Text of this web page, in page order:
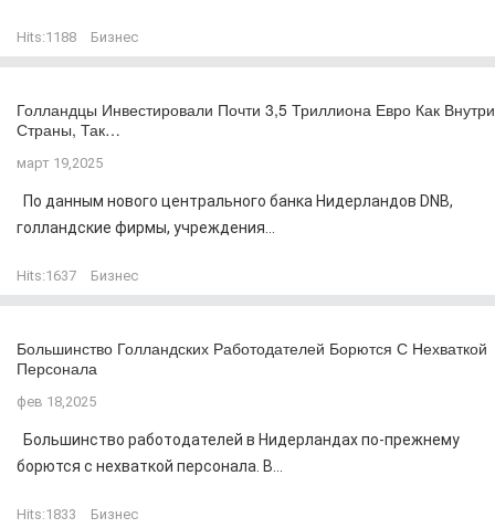
Hits:1188 Бизнес
Голландцы Инвестировали Почти 3,5 Триллиона Евро Как Внутри
Страны, Так…
март 19,2025
По данным нового центрального банка Нидерландов DNB,
голландские фирмы, учреждения...
Hits:1637 Бизнес
Большинство Голландских Работодателей Борются С Нехваткой
Персонала
фев 18,2025
Большинство работодателей в Нидерландах по-прежнему
борются с нехваткой персонала. В...
Hits:1833 Бизнес